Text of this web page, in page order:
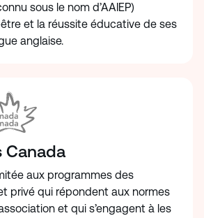
sous le nom d’AAIEP)
et la réussite éducative de ses
anglaise.
Canada
aux programmes des
privé qui répondent aux normes
et qui s’engagent à les